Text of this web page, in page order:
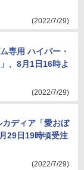
(2022/7/29)
専用 ハイパー・
、8月1日16時よ
(2022/7/29)
ディア「愛おぼ
29日19時頃受注
(2022/7/29)